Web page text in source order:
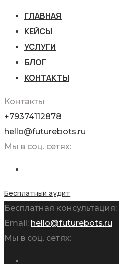
ГЛАВНАЯ
КЕЙСЫ
УСЛУГИ
БЛОГ
КОНТАКТЫ
Контакты
+79374112878
hello@futurebots.ru
Мы в соц. сетях:
Бесплатный аудит
Бесплатная консультация:
Email: hello@futurebots.ru
Мы в соц. сетях: